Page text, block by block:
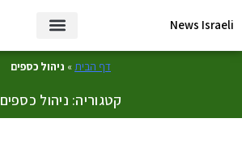
News Israeli
דף הבית» ניהול כספים
קטגוריה: ניהול כספים